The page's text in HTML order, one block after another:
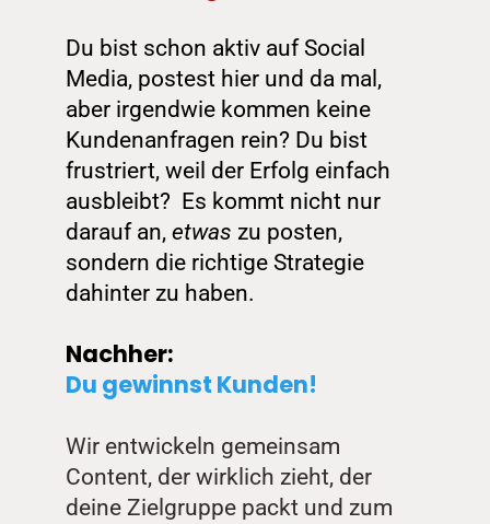
Du bist schon aktiv auf Social
Media, postest hier und da mal,
aber irgendwie kommen keine
Kundenanfragen rein? Du bist
frustriert, weil der Erfolg einfach
ausbleibt?  Es kommt nicht nur
darauf an, etwas zu posten,
sondern die richtige Strategie
dahinter zu haben.
Nachher:
Du gewinnst Kunden!
Wir entwickeln gemeinsam
Content, der wirklich zieht, der
deine Zielgruppe packt und zum